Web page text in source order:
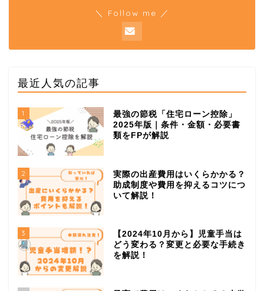
＼ Follow me ／
最近人気の記事
1
最強の節税「住宅ローン控除」
2025年版｜条件・金額・必要書
類をFPが解説
2
実際の出産費用はいくらかかる？
助成制度や費用を抑えるコツにつ
いて解説！
3
【2024年10月から】児童手当は
どう変わる？変更と必要な手続き
を解説！